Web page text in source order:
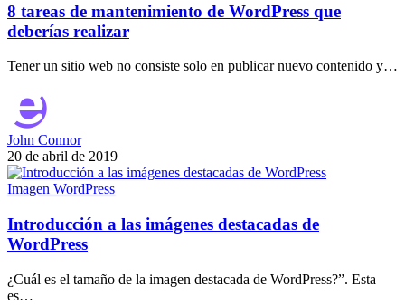
8 tareas de mantenimiento de WordPress que
deberías realizar
Tener un sitio web no consiste solo en publicar nuevo contenido y…
John Connor
20 de abril de 2019
Imagen WordPress
Introducción a las imágenes destacadas de
WordPress
¿Cuál es el tamaño de la imagen destacada de WordPress?”. Esta
es…